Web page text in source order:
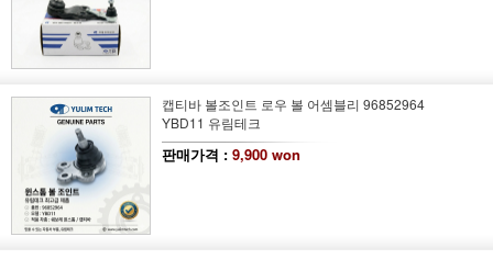
캡티바 볼조인트 로우 볼 어셈블리 96852964
YBD11 유림테크
판매가격 : 9,900 won